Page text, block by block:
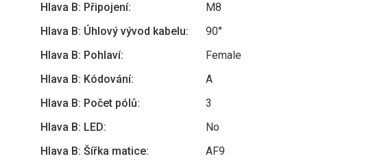
Hlava B: Připojení:
M8
Hlava B: Úhlový vývod kabelu:
90°
Hlava B: Pohlaví:
Female
Hlava B: Kódování:
A
Hlava B: Počet pólů:
3
Hlava B: LED:
No
Hlava B: Šířka matice:
AF9